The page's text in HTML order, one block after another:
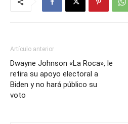
Artículo anterior
Dwayne Johnson «La Roca», le
retira su apoyo electoral a
Biden y no hará público su
voto